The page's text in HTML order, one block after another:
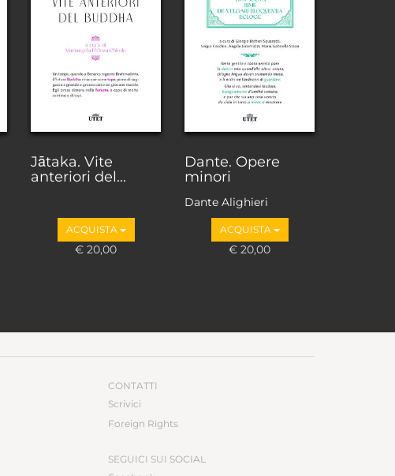
Jātaka. Vite
anteriori del...
ACQUISTA
€ 20,00
Dante. Opere
minori
Dante Alighieri
ACQUISTA
€ 20,00
CONTATTI
Scrivici
Foreign Rights
SEGUICI SUI SOCIAL